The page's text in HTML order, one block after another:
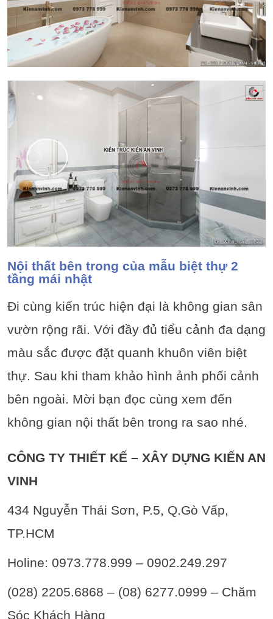
Nội thất bên trong của mẫu biệt thự 2
tầng mái nhật
Đi cùng kiến trúc hiện đại là không gian sân
vườn rộng rãi. Với đầy đủ tiểu cảnh đa dạng
màu sắc được đặt quanh khuôn viên biệt
thự. Sau khi tham khảo hình ảnh phối cảnh
bên ngoài. Mời bạn đọc cùng xem đến
không gian nội thất bên trong ra sao nhé.
CÔNG TY THIẾT KẾ – XÂY DỰNG KIẾN AN
VINH
434 Nguyễn Thái Sơn, P.5, Q.Gò Vấp,
TP.HCM
Holine: 0973.778.999 – 0902.249.297
(028) 2205.6868 – (08) 6277.0999 – Chăm
Sóc Khách Hàng